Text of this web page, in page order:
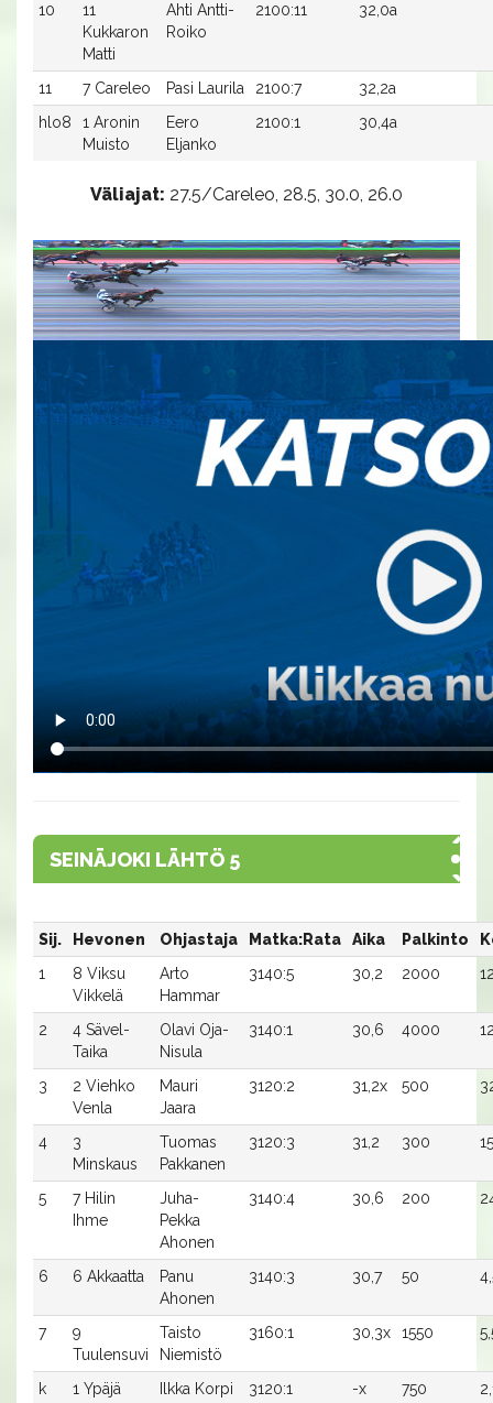
10
11
Kukkaron
Matti
Ahti Antti-
Roiko
2100:11 32,0a
11 7 Careleo Pasi Laurila 2100:7
32,2a
hlo8
1 Aronin
Muisto
Eero
Eljanko
2100:1 30,4a
Väliajat: 27.5/Careleo, 28.5, 30.0, 26.0
SEINÄJOKI LÄHTÖ 5
Sij. Hevonen Ohjastaja Matka:Rata Aika Palkinto
1
8 Viksu
Vikkelä
Arto
Hammar
3140:5 30,2 2000
2
4 Sävel-
Taika
Olavi Oja-
Nisula
3140:1 30,6 4000
3
2 Viehko
Venla
Mauri
Jaara
3120:2 31,2x 500
4
3
Minskaus
Tuomas
Pakkanen
3120:3 31,2 300
5
7 Hilin
Ihme
Juha-
Pekka
Ahonen
3140:4 30,6 200
6 6 Akkaatta
Panu
Ahonen
3140:3 30,7 50
7
9
Tuulensuvi
Taisto
Niemistö
3160:1 30,3x 1550
k
1 Ypäjä
Ilkka Korpi 3120:1 -x 750